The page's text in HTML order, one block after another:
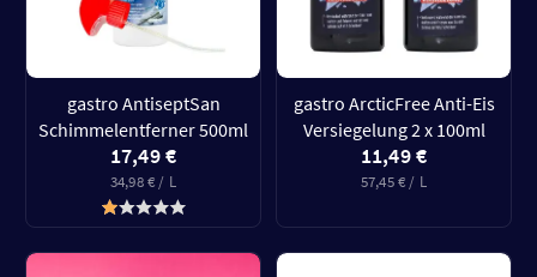
gastro AntiseptSan
Schimmelentferner 500ml
17,49 €
34,98 € / L
gastro ArcticFree Anti-Eis
Versiegelung 2 x 100ml
11,49 €
57,45 € / L